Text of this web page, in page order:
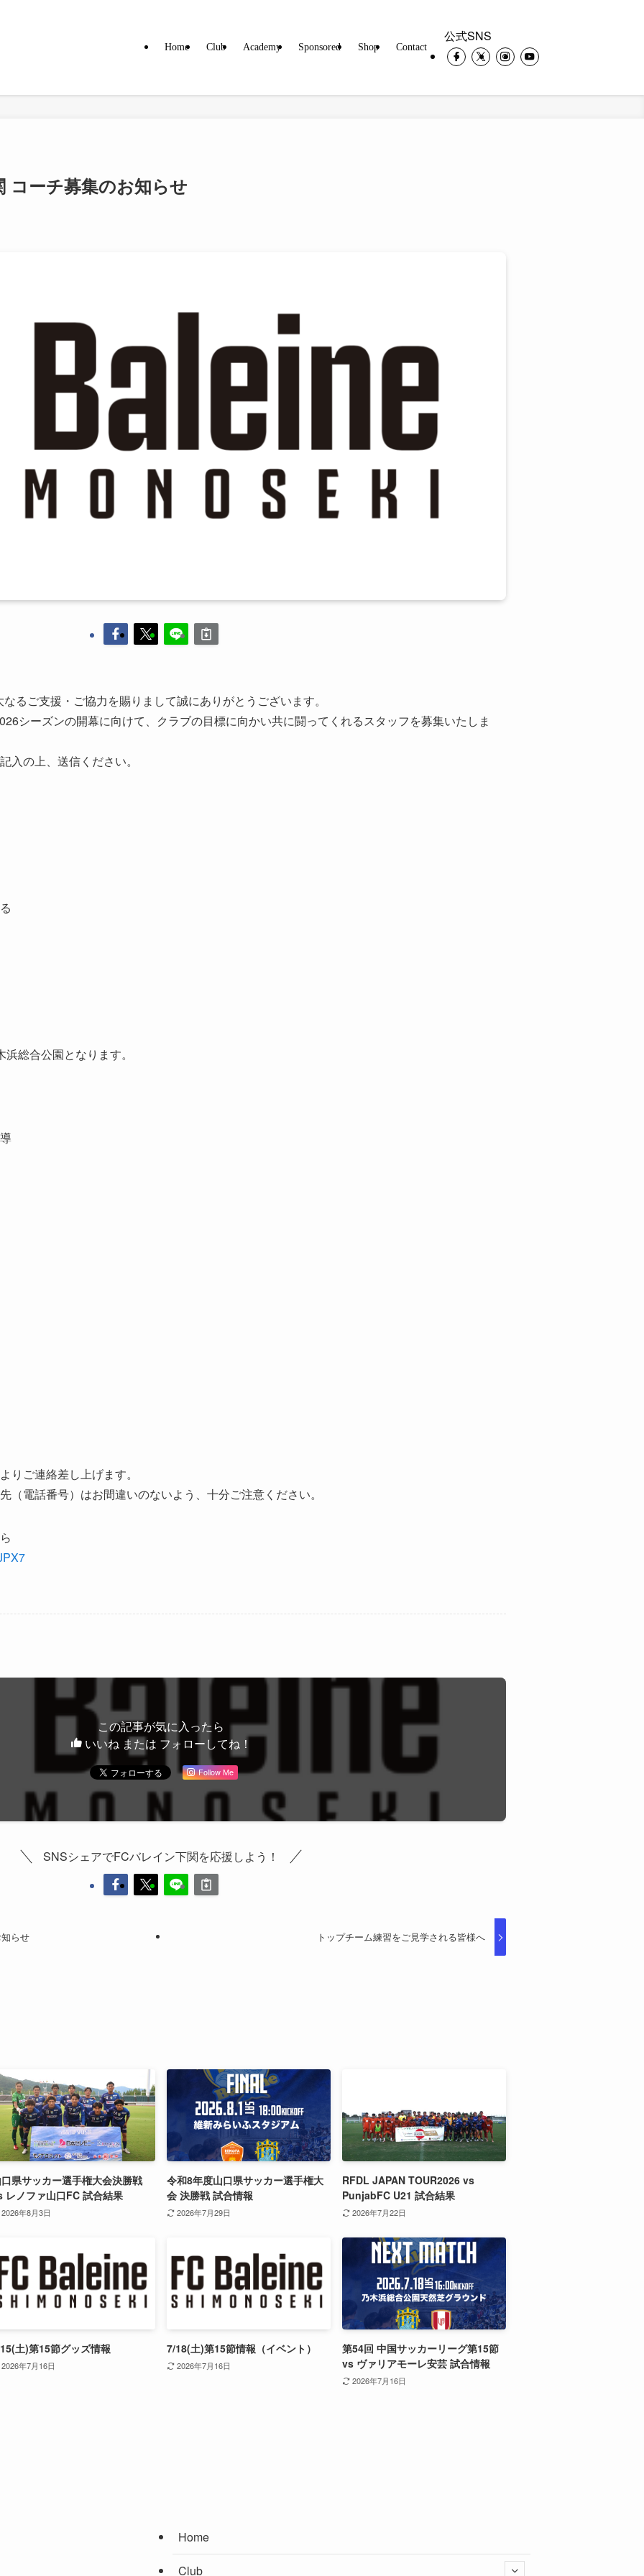
Home Club Academy Sponsored Shop Contact
公式SNS
コーチ募集のお知らせ
るご支援・ご協力を賜りまして誠にありがとうございます。
シーズンの開幕に向けて、クラブの目標に向かい共に闘ってくれるスタッフを募集いたしま
入の上、送信ください。
総合公園となります。
りご連絡差し上げます。
（電話番号）はお間違いのないよう、十分ご注意ください。
この記事が気に入ったら
いいね または フォローしてね！
Follow Me
SNSシェアでFCバレイン下関を応援しよう！
らせ トップチーム練習をご見学される皆様へ
県サッカー選手権大会決勝戦
レノファ山口FC 試合結果
2026年8月3日
令和8年度山口県サッカー選手権大
会 決勝戦 試合情報
2026年7月29日
RFDL JAPAN TOUR2026 vs
PunjabFC U21 試合結果
2026年7月22日
土)第15節グッズ情報
2026年7月16日
7/18(土)第15節情報（イベント）
2026年7月16日
第54回 中国サッカーリーグ第15節
vs ヴァリアモーレ安芸 試合情報
2026年7月16日
Home
Club